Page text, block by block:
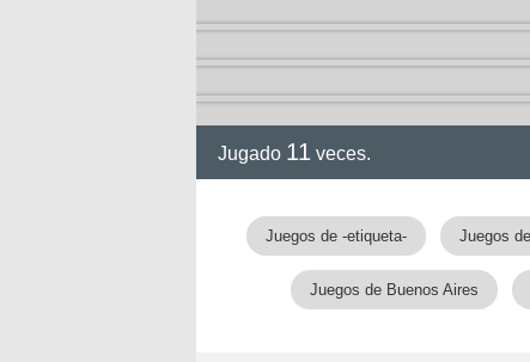
Jugado 11 veces.
Juegos de -etiqueta- Juegos
Juegos de Buenos Aires